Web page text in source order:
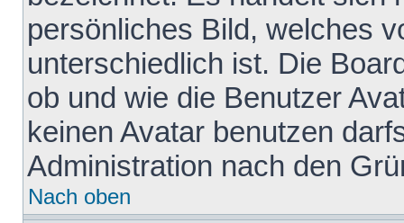
persönliches Bild, welches
unterschiedlich ist. Die
ob und wie die Benutzer
keinen Avatar benutzen
Administration nach den
Nach oben